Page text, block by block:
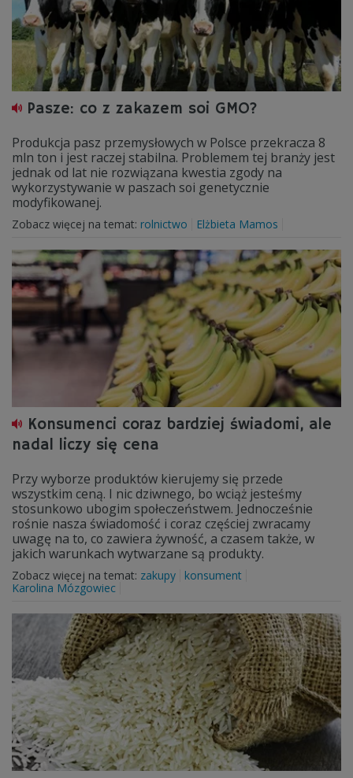
Pasze: co z zakazem soi GMO?
Produkcja pasz przemysłowych w Polsce przekracza 8
mln ton i jest raczej stabilna. Problemem tej branży jest
jednak od lat nie rozwiązana kwestia zgody na
wykorzystywanie w paszach soi genetycznie
modyfikowanej.
Zobacz więcej na temat: rolnictwo Elżbieta Mamos
Konsumenci coraz bardziej świadomi, ale
nadal liczy się cena
Przy wyborze produktów kierujemy się przede
wszystkim ceną. I nic dziwnego, bo wciąż jesteśmy
stosunkowo ubogim społeczeństwem. Jednocześnie
rośnie nasza świadomość i coraz częściej zwracamy
uwagę na to, co zawiera żywność, a czasem także, w
jakich warunkach wytwarzane są produkty.
Zobacz więcej na temat: zakupy
konsument
Karolina Mózgowiec